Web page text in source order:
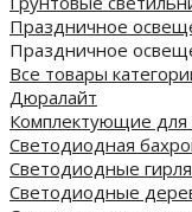
Праздничное
Праздничное
Все товары
Дюралайт
Комплектующие для
Светодиодная
Светодиодные
Светодиодные